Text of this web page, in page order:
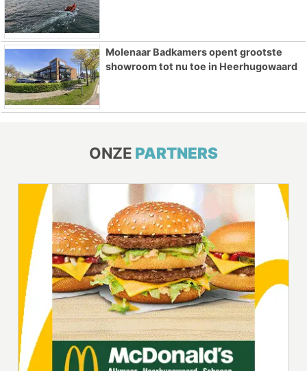
Molenaar Badkamers opent grootste
showroom tot nu toe in Heerhugowaard
ONZE PARTNERS